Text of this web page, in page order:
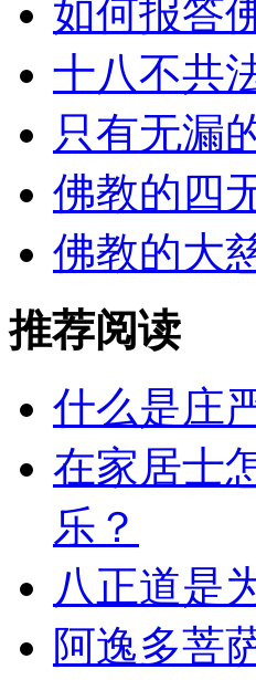
如何报答
十八不共
只有无漏
佛教的四
佛教的大
推荐阅读
什么是庄
在家居士
乐？
八正道是
阿逸多菩